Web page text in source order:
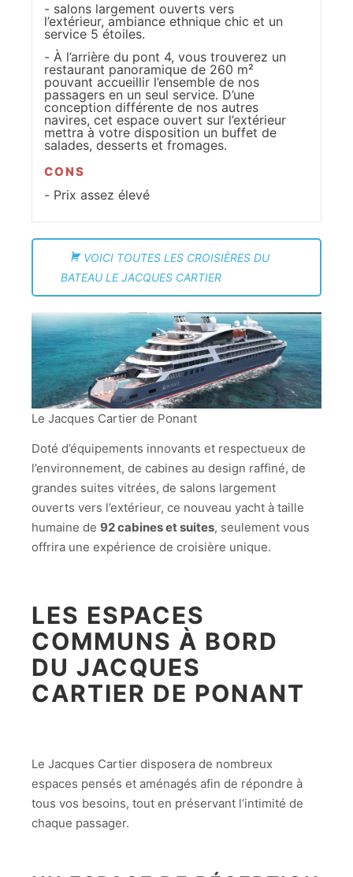
salons largement ouverts vers
l’extérieur, ambiance ethnique chic et un
service 5 étoiles.
À l’arrière du pont 4, vous trouverez un
restaurant panoramique de 260 m²
pouvant accueillir l’ensemble de nos
passagers en un seul service. D’une
conception différente de nos autres
navires, cet espace ouvert sur l’extérieur
mettra à votre disposition un buffet de
salades, desserts et fromages.
CONS
Prix assez élevé
VOICI TOUTES LES CROISIÈRES DU
BATEAU LE JACQUES CARTIER
Le Jacques Cartier de Ponant
Doté d’équipements innovants et respectueux de
l’environnement, de cabines au design raffiné, de
grandes suites vitrées, de salons largement
ouverts vers l’extérieur, ce nouveau yacht à taille
humaine de 92 cabines et suites, seulement vous
offrira une expérience de croisière unique.
LES ESPACES
COMMUNS À BORD
DU JACQUES
CARTIER DE PONANT
Le Jacques Cartier disposera de nombreux
espaces pensés et aménagés afin de répondre à
tous vos besoins, tout en préservant l’intimité de
chaque passager.